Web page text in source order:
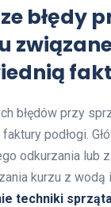
błędy
błędów przy
podłogi.
odkurzania lub
kurzu z wodą
techniki